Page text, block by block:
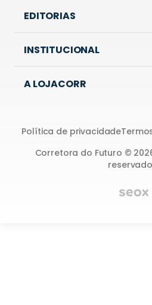
EDITORIAS
INSTITUCIONAL
A LOJACORR
Corretora do Futuro ©
Política de privacidade